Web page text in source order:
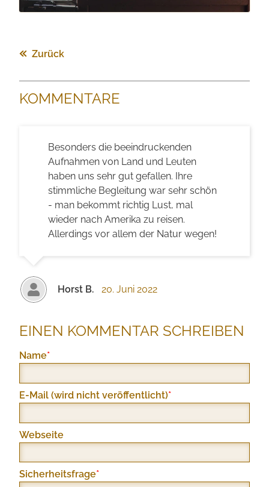
Zurück
KOMMENTARE
20. Juni 2022
Horst B.
Besonders die beeindruckenden
Aufnahmen von Land und Leuten
haben uns sehr gut gefallen. Ihre
stimmliche Begleitung war sehr schön
- man bekommt richtig Lust, mal
wieder nach Amerika zu reisen.
Allerdings vor allem der Natur wegen!
EINEN KOMMENTAR SCHREIBEN
Pflichtfeld
Name*
Pflichtfeld
E-Mail (wird nicht veröffentlicht)*
Webseite
Pflichtfeld
Sicherheitsfrage*